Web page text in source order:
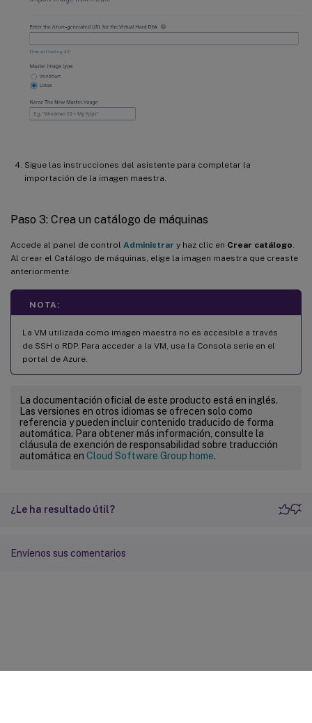
Sigue las instrucciones del asistente para completar la
importación de la imagen maestra.
Paso 3: Crea un catálogo de máquinas
Accede al panel de control Administrar y haz clic en Crear catálogo.
Al crear el Catálogo de máquinas, elige la imagen maestra que creaste
anteriormente.
NOTA:
La VM utilizada como imagen maestra no es accesible a través
de SSH o RDP. Para acceder a la VM, usa la Consola serie en el
portal de Azure.
La documentación oficial de este producto está en inglés.
Las versiones en otros idiomas se ofrecen solo como
referencia y pueden incluir contenido traducido de forma
automática. Para obtener más información, consulte la
cláusula de exención de responsabilidad sobre traducción
automática en Cloud Software Group home.
¿Le ha resultado útil?
Envíenos sus comentarios